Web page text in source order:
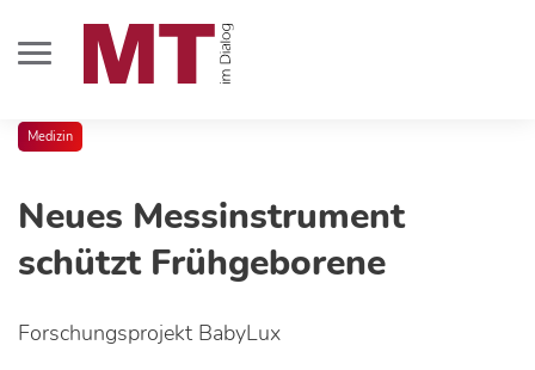
Medizin
Neues Messinstrument
schützt Frühgeborene
Forschungsprojekt BabyLux